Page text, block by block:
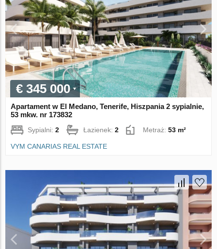
€ 345 000
Apartament w El Medano, Tenerife, Hiszpania 2 sypialnie,
53 mkw. nr 173832
Sypialni:2 Łazienek:2 Metraż:53 m²
VYM CANARIAS REAL ESTATE